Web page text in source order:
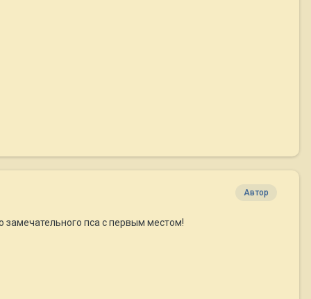
Автор
пса с первым местом!